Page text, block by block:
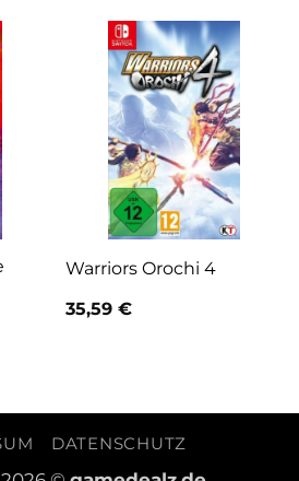
Warriors Orochi 4
35,59 €
DATENSCHUTZ